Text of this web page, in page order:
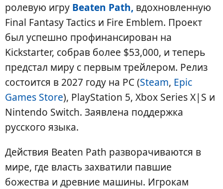
ролевую игру Beaten Path, вдохновленную
Final Fantasy Tactics и Fire Emblem. Проект
был успешно профинансирован на
Kickstarter, собрав более $53,000, и теперь
предстал миру с первым трейлером. Релиз
состоится в 2027 году на PC (Steam, Epic
Games Store), PlayStation 5, Xbox Series X|S и
Nintendo Switch. Заявлена поддержка
русского языка.
Действия Beaten Path разворачиваются в
мире, где власть захватили павшие
божества и древние машины. Игрокам